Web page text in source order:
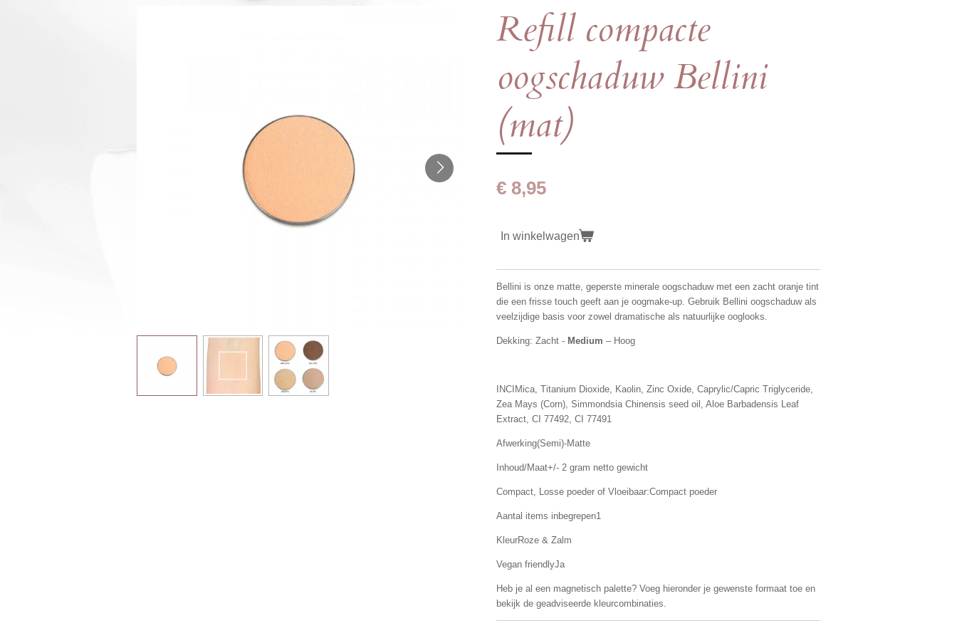
Refill compacte
oogschaduw Bellini
(mat)
€ 8,95
In winkelwagen
Bellini is onze matte, geperste minerale oogschaduw met een zacht oranje tint
die een frisse touch geeft aan je oogmake-up. Gebruik Bellini oogschaduw als
veelzijdige basis voor zowel dramatische als natuurlijke ooglooks.
Dekking: Zacht - Medium – Hoog
INCIMica, Titanium Dioxide, Kaolin, Zinc Oxide, Caprylic/Capric Triglyceride,
Zea Mays (Corn), Simmondsia Chinensis seed oil, Aloe Barbadensis Leaf
Extract, CI 77492, CI 77491
Afwerking(Semi)-Matte
Inhoud/Maat+/- 2 gram netto gewicht
Compact, Losse poeder of Vloeibaar:Compact poeder
Aantal items inbegrepen1
KleurRoze & Zalm
Vegan friendlyJa
Heb je al een magnetisch palette? Voeg hieronder je gewenste formaat toe en
bekijk de geadviseerde kleurcombinaties.